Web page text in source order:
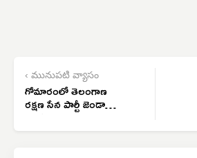
‹ మునుపటి వ్యాసం
గోమారంలో తెలంగాణ
రక్షణ సేన పార్టీ జెండా
ఆవిష్కరణ